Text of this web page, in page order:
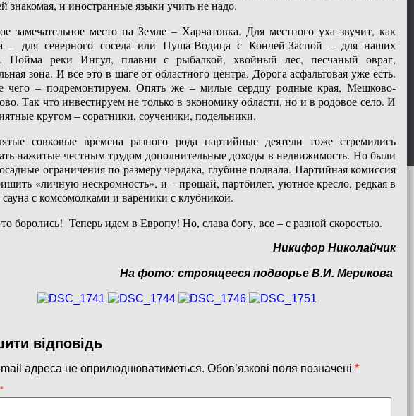
знакомая, и иностранные языки учить не надо.
замечательное место на Земле – Харчатовка. Для местного уха звучит, как
– для северного соседа или Пуща-Водица с Кончей-Заспой – для наших
Пойма реки Ингул, плавни с рыбалкой, хвойный лес, песчаный овраг,
зона. И все это в шаге от областного центра. Дорога асфальтовая уже есть.
чего – подремонтируем. Опять же – милые сердцу родные края, Мешково-
Так что инвестируем не только в экономику области, но и в родовое село. И
кругом – соратники, соученики, подельники.
совковые времена разного рода партийные деятели тоже стремились
нажитые честным трудом дополнительные доходы в недвижимость. Но были
ограничения по размеру чердака, глубине подвала. Партийная комиссия
«личную нескромность», и – прощай, партбилет, уютное кресло, редкая в
сауна с комсомолками и вареники с клубникой.
боролись! Теперь идем в Европу! Но, слава богу, все – с разной скоростью.
Никифор Николайчик
На фото: строящееся подворье В.И. Мерикова
відповідь
адреса не оприлюднюватиметься. Обов’язкові поля позначені *
*